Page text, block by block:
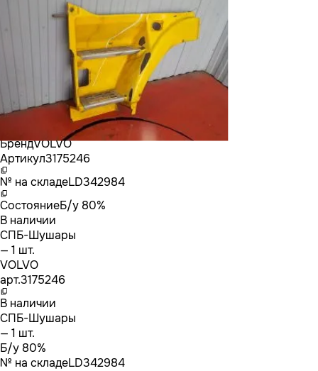
БрендVOLVO
Артикул3175246
№ на складеLD342984
СостояниеБ/у 80%
В наличии
СПБ-Шушары
— 1 шт.
VOLVO
арт.3175246
В наличии
СПБ-Шушары
— 1 шт.
Б/у 80%
№ на складеLD342984